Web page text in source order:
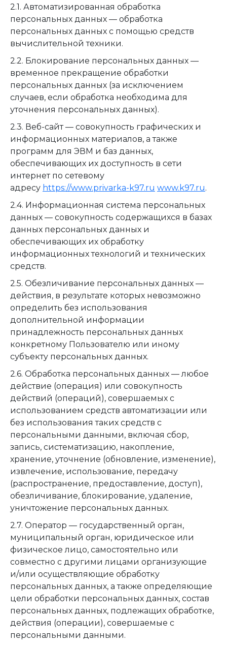
2.1. Автоматизированная обработка
персональных данных — обработка
персональных данных с помощью средств
вычислительной техники.
2.2. Блокирование персональных данных —
временное прекращение обработки
персональных данных (за исключением
случаев, если обработка необходима для
уточнения персональных данных).
2.3. Веб-сайт — совокупность графических и
информационных материалов, а также
программ для ЭВМ и баз данных,
обеспечивающих их доступность в сети
интернет по сетевому
адресу https://www.privarka-k97.ru www.k97.ru.
2.4. Информационная система персональных
данных — совокупность содержащихся в базах
данных персональных данных и
обеспечивающих их обработку
информационных технологий и технических
средств.
2.5. Обезличивание персональных данных —
действия, в результате которых невозможно
определить без использования
дополнительной информации
принадлежность персональных данных
конкретному Пользователю или иному
субъекту персональных данных.
2.6. Обработка персональных данных — любое
действие (операция) или совокупность
действий (операций), совершаемых с
использованием средств автоматизации или
без использования таких средств с
персональными данными, включая сбор,
запись, систематизацию, накопление,
хранение, уточнение (обновление, изменение),
извлечение, использование, передачу
(распространение, предоставление, доступ),
обезличивание, блокирование, удаление,
уничтожение персональных данных.
2.7. Оператор — государственный орган,
муниципальный орган, юридическое или
физическое лицо, самостоятельно или
совместно с другими лицами организующие
и/или осуществляющие обработку
персональных данных, а также определяющие
цели обработки персональных данных, состав
персональных данных, подлежащих обработке,
действия (операции), совершаемые с
персональными данными.